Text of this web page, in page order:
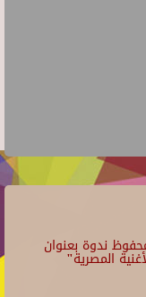
ندوة بعنوان
المصرية"